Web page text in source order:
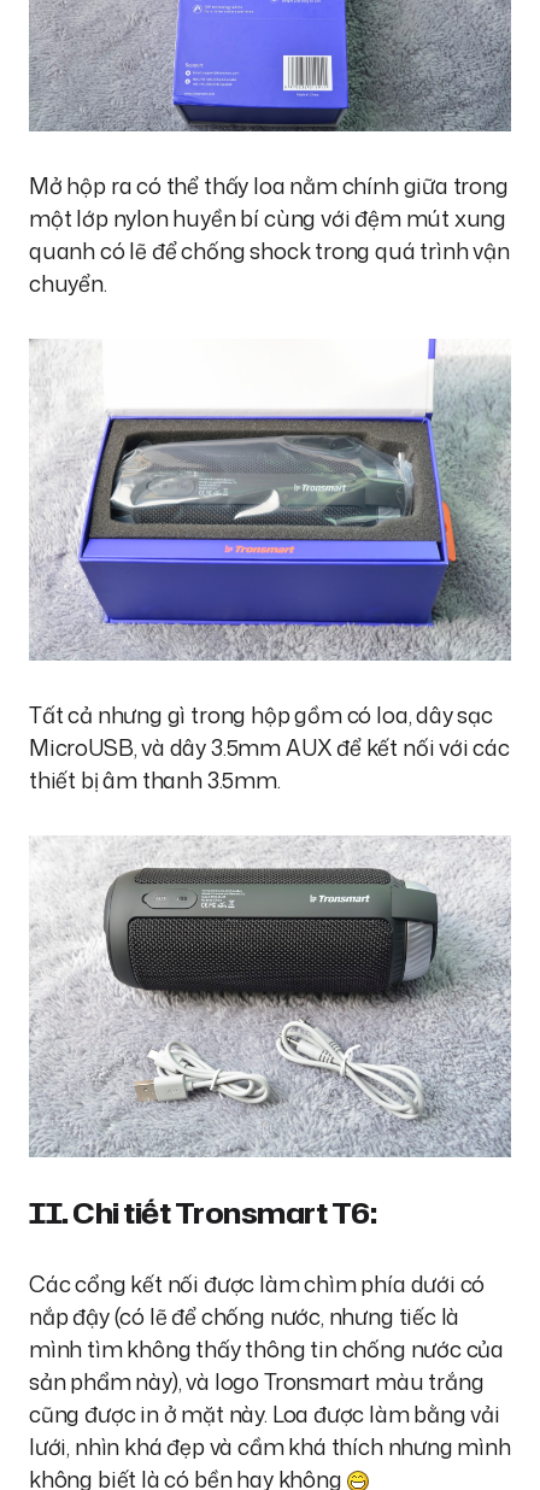
Mở hộp ra có thể thấy loa nằm chính giữa trong
một lớp nylon huyền bí cùng với đệm mút xung
quanh có lẽ để chống shock trong quá trình vận
chuyển.
Tất cả nhưng gì trong hộp gồm có loa, dây sạc
MicroUSB, và dây 3.5mm AUX để kết nối với các
thiết bị âm thanh 3.5mm.
II. Chi tiết Tronsmart T6:
Các cổng kết nối được làm chìm phía dưới có
nắp đậy (có lẽ để chống nước, nhưng tiếc là
mình tìm không thấy thông tin chống nước của
sản phẩm này), và logo Tronsmart màu trắng
cũng được in ở mặt này. Loa được làm bằng vải
lưới, nhìn khá đẹp và cầm khá thích nhưng mình
không biết là có bền hay không